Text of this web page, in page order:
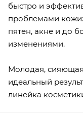
быстро и
проблемами
пятен, акне и до
изменениями.
Молодая,
идеальный
линейка